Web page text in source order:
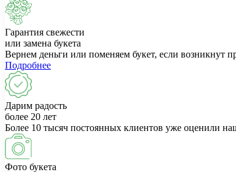
Гарантия свежести
или замена букета
Вернем деньги или поменяем букет, если возникнут
Подробнее
Дарим радость
более 20 лет
Более 10 тысяч постоянных клиентов уже оценили
Фото букета